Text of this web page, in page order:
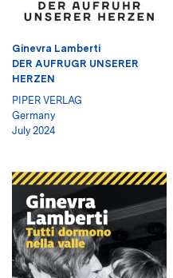
Ginevra Lamberti
DER AUFRUGR UNSERER
HERZEN
PIPER VERLAG
Germany
July 2024